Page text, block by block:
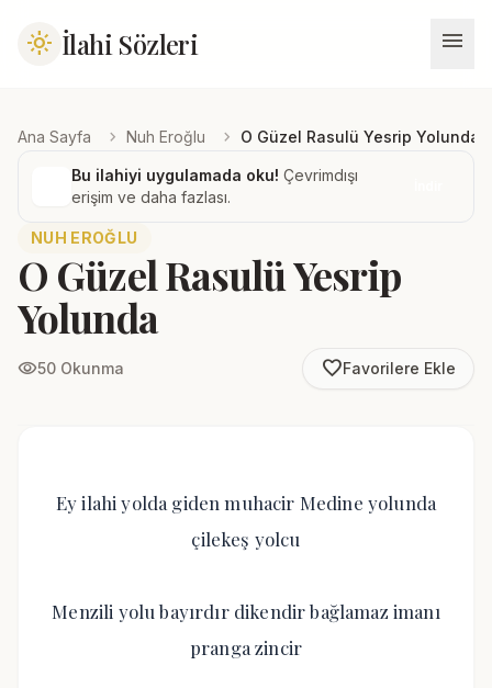
light_mode İlahi Sözleri menu
Ana Sayfa chevron_right Nuh Eroğlu chevron_right O Güzel Rasulü Yesrip Yolunda
Bu ilahiyi uygulamada oku! Çevrimdışı
erişim ve daha fazlası.
NUH EROĞLU
O Güzel Rasulü Yesrip
Yolunda
visibility50 Okunma favorite_borderFavorilere Ekle
Ey ilahi yolda giden muhacir Medine yolunda
çilekeş yolcu
Menzili yolu bayırdır dikendir bağlamaz imanı
pranga zincir